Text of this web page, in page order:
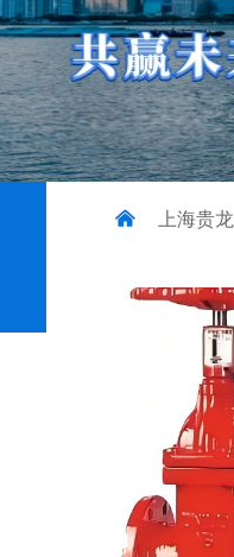
낀 上海贵龙